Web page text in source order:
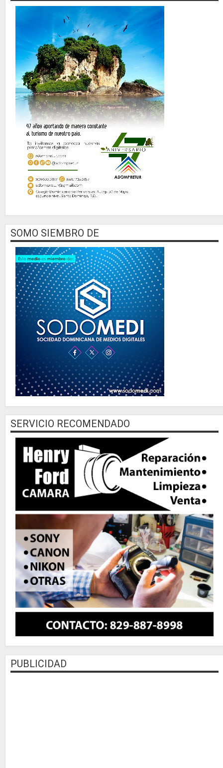
SOMO SIEMBRO DE
SERVICIO RECOMENDADO
PUBLICIDAD